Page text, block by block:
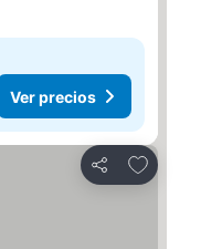
Ver precios
Compartir
Agregar a